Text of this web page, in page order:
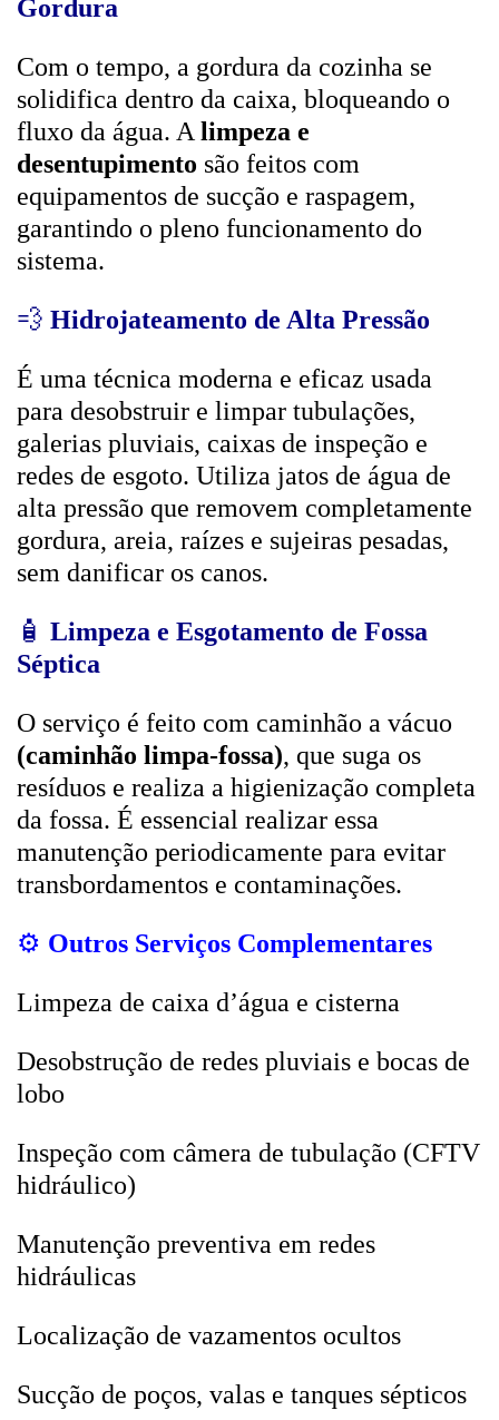
Gordura
Com o tempo, a gordura da cozinha se
solidifica dentro da caixa, bloqueando o
fluxo da água. A limpeza e
desentupimento são feitos com
equipamentos de sucção e raspagem,
garantindo o pleno funcionamento do
sistema.
💨 Hidrojateamento de Alta Pressão
É uma técnica moderna e eficaz usada
para desobstruir e limpar tubulações,
galerias pluviais, caixas de inspeção e
redes de esgoto. Utiliza jatos de água de
alta pressão que removem completamente
gordura, areia, raízes e sujeiras pesadas,
sem danificar os canos.
🧴 Limpeza e Esgotamento de Fossa
Séptica
O serviço é feito com caminhão a vácuo
(caminhão limpa-fossa), que suga os
resíduos e realiza a higienização completa
da fossa. É essencial realizar essa
manutenção periodicamente para evitar
transbordamentos e contaminações.
⚙️ Outros Serviços Complementares
Limpeza de caixa d’água e cisterna
Desobstrução de redes pluviais e bocas de
lobo
Inspeção com câmera de tubulação (CFTV
hidráulico)
Manutenção preventiva em redes
hidráulicas
Localização de vazamentos ocultos
Sucção de poços, valas e tanques sépticos